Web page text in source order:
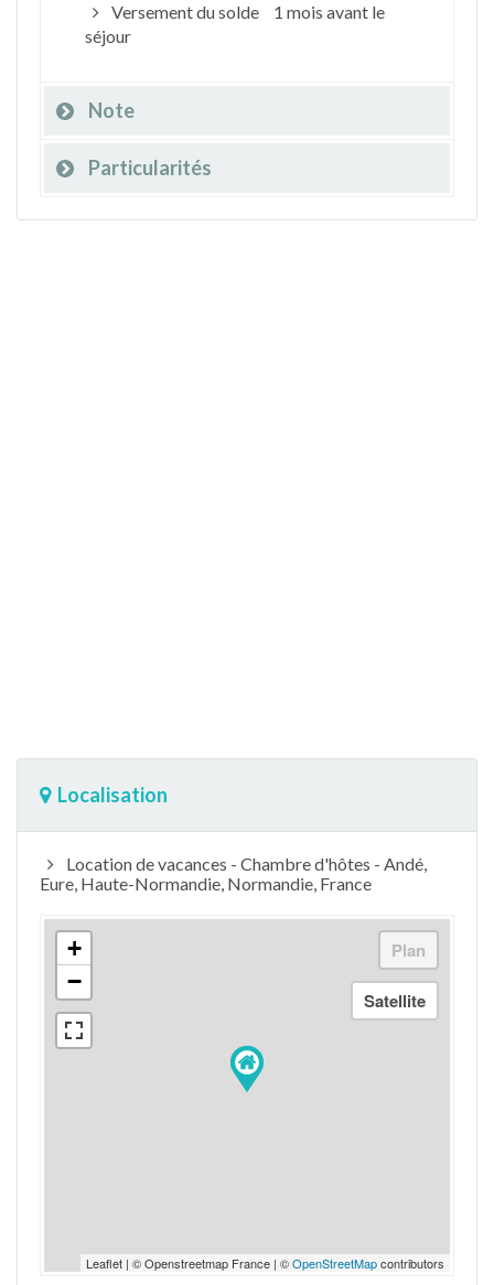
Versement du solde
1 mois avant le
séjour
Note
Particularités
Localisation
Location de vacances - Chambre d'hôtes - Andé,
Eure, Haute-Normandie, Normandie, France
+
−
Leaflet | © Openstreetmap France | ©OpenStreetMapcontributors